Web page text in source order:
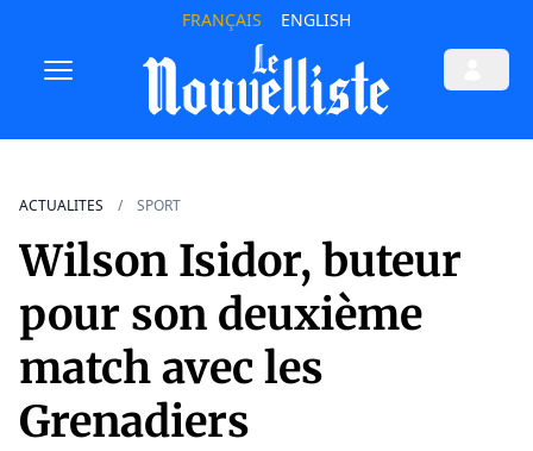
FRANÇAIS ENGLISH
ACTUALITES SPORT
Wilson Isidor, buteur
pour son deuxième
match avec les
Grenadiers